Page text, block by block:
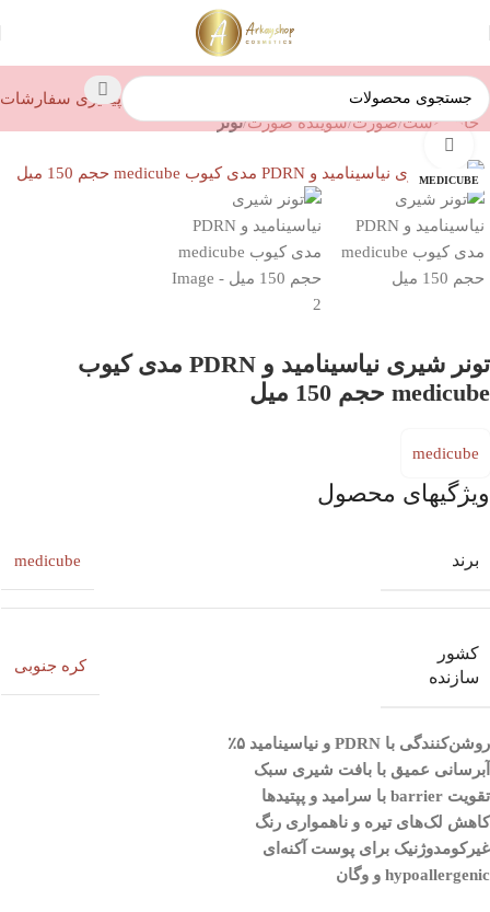
پیگیری سفارشات
خانه پوست صورت شوینده صورت تونر
MEDICUBE
تونر شیری نیاسینامید و PDRN مدی کیوب
medicube حجم 150 میل
medicube
ویژگیهای محصول
برند medicube
کشور
سازنده
کره جنوبی
روشن‌کنندگی با PDRN و نیاسینامید ۵٪
آبرسانی عمیق با بافت شیری سبک
تقویت barrier با سرامید و پپتیدها
کاهش لک‌های تیره و ناهمواری رنگ
غیرکومدوژنیک برای پوست آکنه‌ای
hypoallergenic و وگان